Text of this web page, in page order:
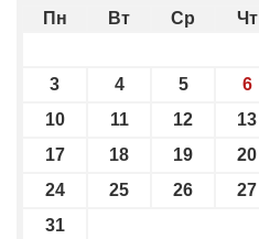
Пн Вт Ср Чт
3
4 5 6
10
11 12 13
17
18 19 20
24
25 26 27
31